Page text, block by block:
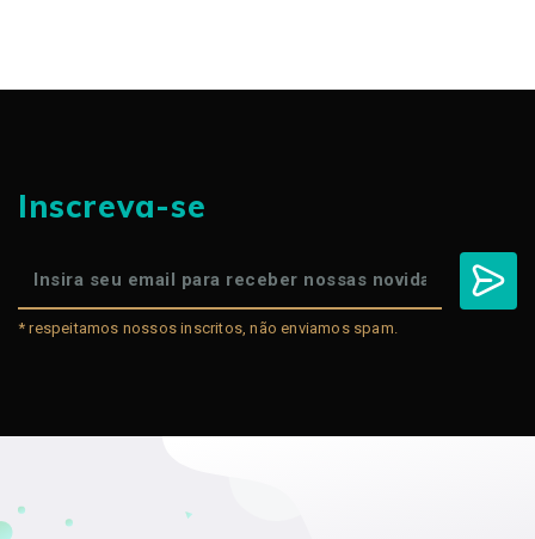
Inscreva-se
* respeitamos nossos inscritos, não enviamos spam.